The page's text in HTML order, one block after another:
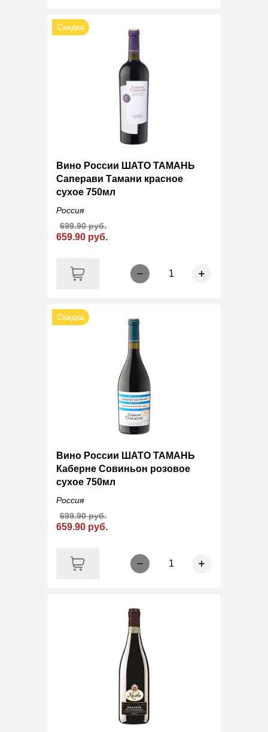
Скидка
Вино России ШАТО ТАМАНЬ
Саперави Тамани красное
сухое 750мл
Россия
659.90 руб.
699.90 руб.
1
Скидка
Вино России ШАТО ТАМАНЬ
Каберне Совиньон розовое
сухое 750мл
Россия
659.90 руб.
699.90 руб.
1